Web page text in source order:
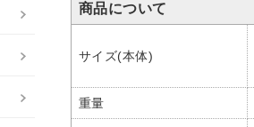
商品について
サイズ(本体)
重量